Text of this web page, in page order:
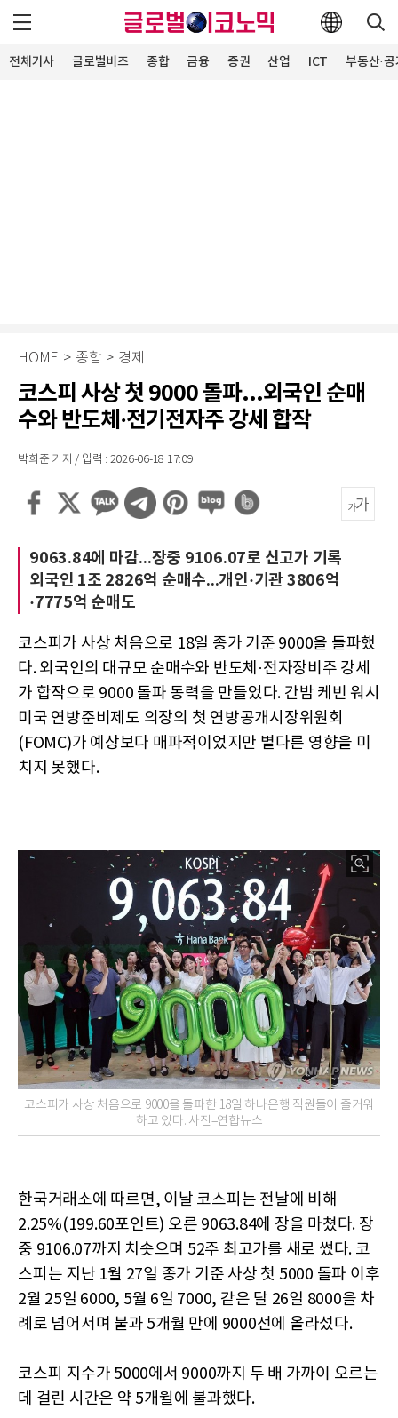
전체기사 글로벌비즈 종합 금융 증권 산업 ICT 부동산·
HOME > 종합 > 경제
코스피 사상 첫 9000 돌파...외국인 순매
수와 반도체·전기전자주 강세 합작
박희준 기자 / 입력 : 2026-06-18 17:09
9063.84에 마감...장중 9106.07로 신고가 기록
외국인 1조 2826억 순매수...개인·기관 3806억
·7775억 순매도
코스피가 사상 처음으로 18일 종가 기준 9000을 돌파했
다. 외국인의 대규모 순매수와 반도체·전자장비주 강세
가 합작으로 9000 돌파 동력을 만들었다. 간밤 케빈 워시
미국 연방준비제도 의장의 첫 연방공개시장위원회
(FOMC)가 예상보다 매파적이었지만 별다른 영향을 미
치지 못했다.
코스피가 사상 처음으로 9000을 돌파한 18일 하나은행 직원들이 즐거워
하고 있다. 사진=연합뉴스
한국거래소에 따르면, 이날 코스피는 전날에 비해
2.25%(199.60포인트) 오른 9063.84에 장을 마쳤다. 장
중 9106.07까지 치솟으며 52주 최고가를 새로 썼다. 코
스피는 지난 1월 27일 종가 기준 사상 첫 5000 돌파 이후
2월 25일 6000, 5월 6일 7000, 같은 달 26일 8000을 차
례로 넘어서며 불과 5개월 만에 9000선에 올라섰다.
코스피 지수가 5000에서 9000까지 두 배 가까이 오르는
데 걸린 시간은 약 5개월에 불과했다.